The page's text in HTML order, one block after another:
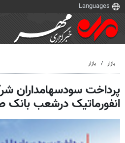
بازار بازار
پرداخت سودسهامداران
انفورماتیک درشعب بانک